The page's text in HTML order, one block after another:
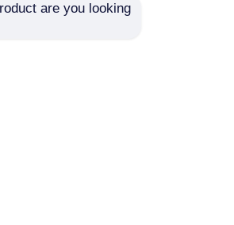
are you looking